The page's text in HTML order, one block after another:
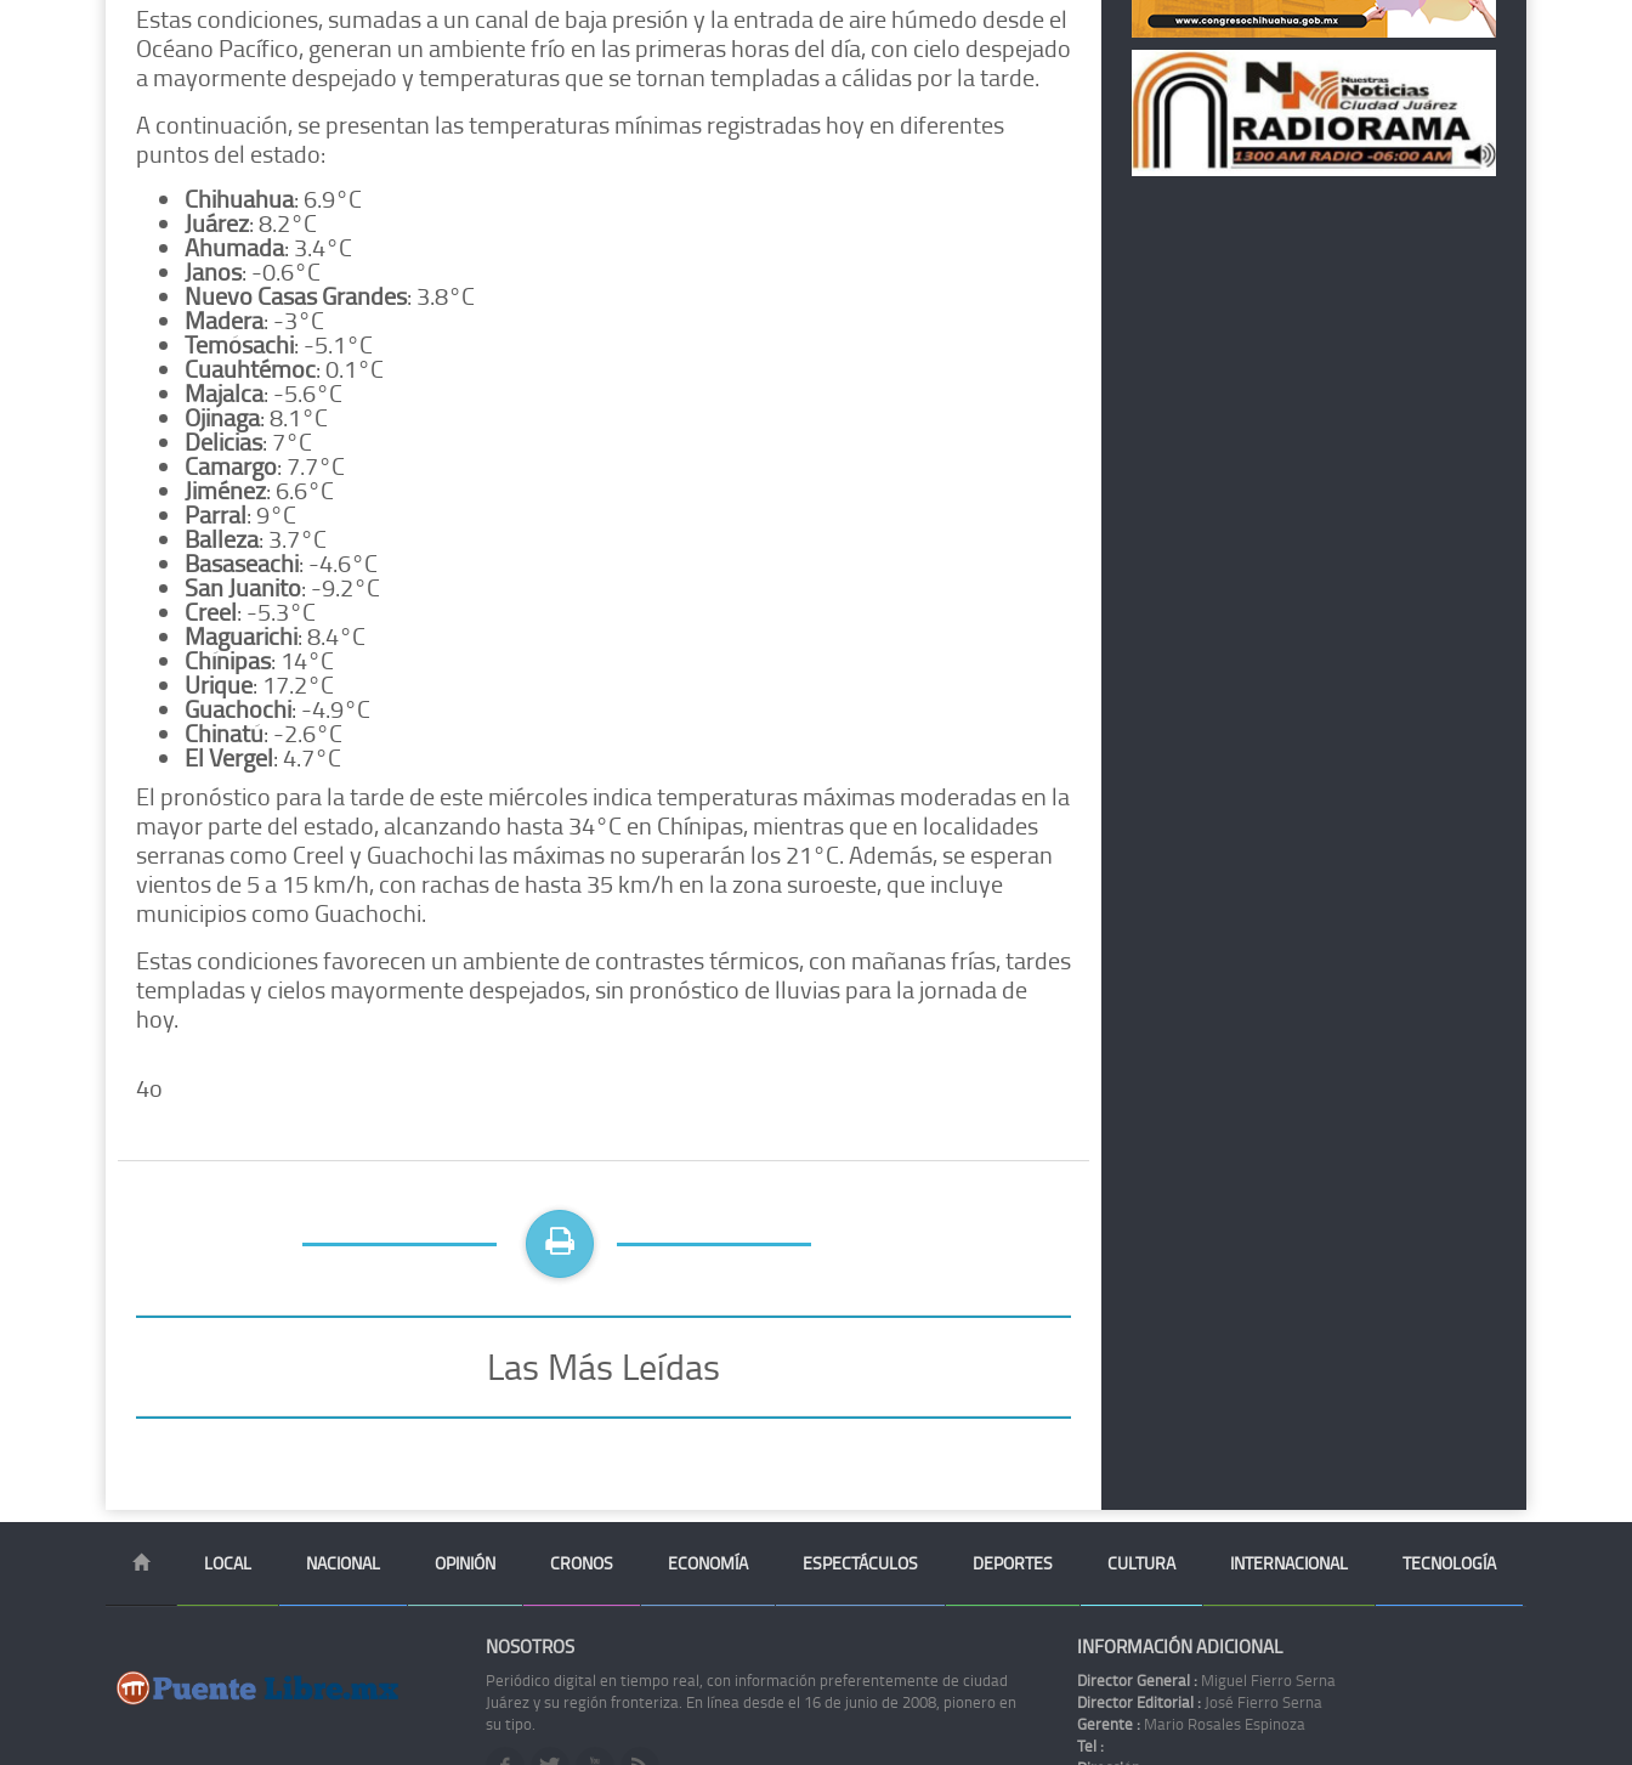
Estas condiciones, sumadas a un canal de baja presión y la entrada de aire húmedo desde el
Océano Pacífico, generan un ambiente frío en las primeras horas del día, con cielo despejado
a mayormente despejado y temperaturas que se tornan templadas a cálidas por la tarde.
A continuación, se presentan las temperaturas mínimas registradas hoy en diferentes
puntos del estado:
Chihuahua: 6.9°C
Juárez: 8.2°C
Ahumada: 3.4°C
Janos: -0.6°C
Nuevo Casas Grandes: 3.8°C
Madera: -3°C
Temósachi: -5.1°C
Cuauhtémoc: 0.1°C
Majalca: -5.6°C
Ojinaga: 8.1°C
Delicias: 7°C
Camargo: 7.7°C
Jiménez: 6.6°C
Parral: 9°C
Balleza: 3.7°C
Basaseachi: -4.6°C
San Juanito: -9.2°C
Creel: -5.3°C
Maguarichi: 8.4°C
Chínipas: 14°C
Urique: 17.2°C
Guachochi: -4.9°C
Chinatú: -2.6°C
El Vergel: 4.7°C
El pronóstico para la tarde de este miércoles indica temperaturas máximas moderadas en la
mayor parte del estado, alcanzando hasta 34°C en Chínipas, mientras que en localidades
serranas como Creel y Guachochi las máximas no superarán los 21°C. Además, se esperan
vientos de 5 a 15 km/h, con rachas de hasta 35 km/h en la zona suroeste, que incluye
municipios como Guachochi.
Estas condiciones favorecen un ambiente de contrastes térmicos, con mañanas frías, tardes
templadas y cielos mayormente despejados, sin pronóstico de lluvias para la jornada de
hoy.
4o
Las Más Leídas
LOCAL NACIONAL OPINIÓN CRONOS ECONOMÍA ESPECTÁCULOS DEPORTES CULTURA INTERNACIONAL TECNOLOGÍA
NOSOTROS
Periódico digital en tiempo real, con información preferentemente de ciudad
Juárez y su región fronteriza. En línea desde el 16 de junio de 2008, pionero en
su tipo.
INFORMACIÓN ADICIONAL
Director General : Miguel Fierro Serna
Director Editorial : José Fierro Serna
Gerente : Mario Rosales Espinoza
Tel :